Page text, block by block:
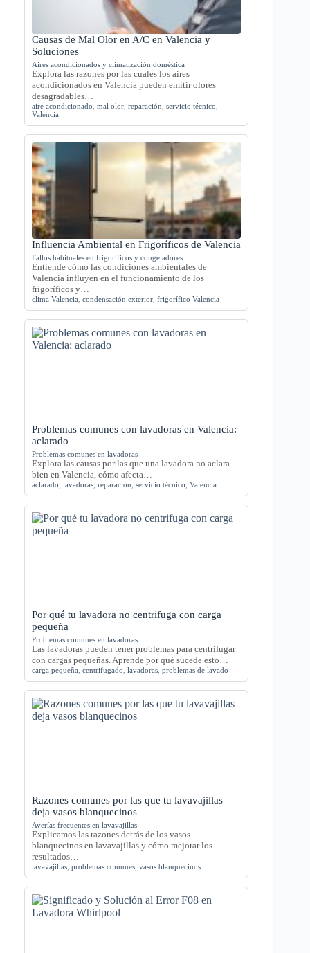
Causas de Mal Olor en A/C en Valencia y
Soluciones
Aires acondicionados y climatización doméstica
Explora las razones por las cuales los aires
acondicionados en Valencia pueden emitir olores
desagradables…
aire acondicionado mal olor reparación servicio técnico
Valencia
Influencia Ambiental en Frigoríficos de Valencia
Fallos habituales en frigoríficos y congeladores
Entiende cómo las condiciones ambientales de
Valencia influyen en el funcionamiento de los
frigoríficos y…
clima Valencia condensación exterior frigorífico Valencia
Problemas comunes con lavadoras en Valencia:
aclarado
Problemas comunes en lavadoras
Explora las causas por las que una lavadora no aclara
bien en Valencia, cómo afecta…
aclarado lavadoras reparación servicio técnico Valencia
Por qué tu lavadora no centrifuga con carga
pequeña
Problemas comunes en lavadoras
Las lavadoras pueden tener problemas para centrifugar
con cargas pequeñas. Aprende por qué sucede esto…
carga pequeña centrifugado lavadoras problemas de lavado
Razones comunes por las que tu lavavajillas
deja vasos blanquecinos
Averías frecuentes en lavavajillas
Explicamos las razones detrás de los vasos
blanquecinos en lavavajillas y cómo mejorar los
resultados…
lavavajillas problemas comunes vasos blanquecinos